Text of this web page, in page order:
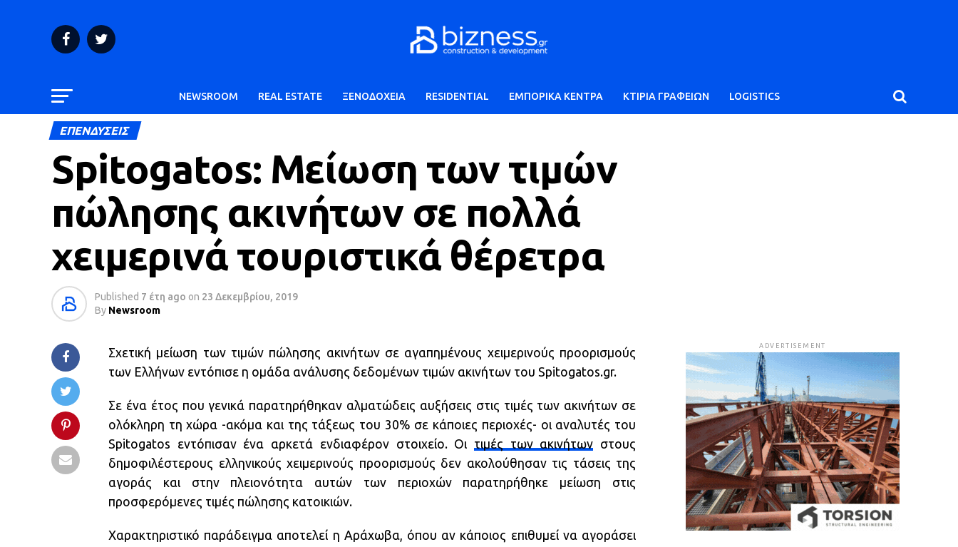
NEWSROOM REAL ESTATE ΞΕΝΟΔΟΧΕΙΑ RESIDENTIAL ΕΜΠΟΡΙΚΑ ΚΕΝΤΡΑ ΚΤΙΡΙΑ ΓΡΑΦΕΙΩΝ LOGISTICS
ΕΠΕΝΔΥΣΕΙΣ
Spitogatos: Μείωση των τιμών
πώλησης ακινήτων σε πολλά
χειμερινά τουριστικά θέρετρα
Published 7 έτη ago on 23 Δεκεμβρίου, 2019
By Newsroom
Σχετική μείωση των τιμών πώλησης ακινήτων σε αγαπημένους χειμερινούς προορισμούς
των Ελλήνων εντόπισε η ομάδα ανάλυσης δεδομένων τιμών ακινήτων του Spitogatos.gr.
Σε ένα έτος που γενικά παρατηρήθηκαν αλματώδεις αυξήσεις στις τιμές των ακινήτων σε
ολόκληρη τη χώρα -ακόμα και της τάξεως του 30% σε κάποιες περιοχές- οι αναλυτές του
Spitogatos εντόπισαν ένα αρκετά ενδιαφέρον στοιχείο. Οι τιμές των ακινήτων στους
δημοφιλέστερους ελληνικούς χειμερινούς προορισμούς δεν ακολούθησαν τις τάσεις της
αγοράς και στην πλειονότητα αυτών των περιοχών παρατηρήθηκε μείωση στις
προσφερόμενες τιμές πώλησης κατοικιών.
Χαρακτηριστικό παράδειγμα αποτελεί η Αράχωβα, όπου αν κάποιος επιθυμεί να αγοράσει
ADVERTISEMENT